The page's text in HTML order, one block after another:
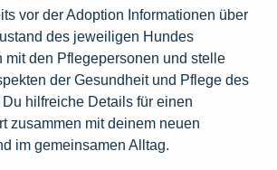
vor der Adoption Informationen über
des jeweiligen Hundes
mit den Pflegepersonen und stelle
der Gesundheit und Pflege des
hilfreiche Details für einen
zusammen mit deinem neuen
im gemeinsamen Alltag.